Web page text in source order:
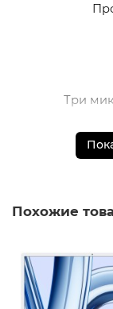
Три
Шесть
Диагональ
Похожие